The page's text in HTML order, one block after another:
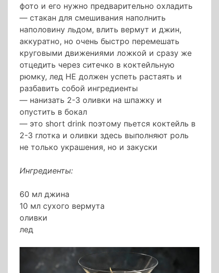
фото и его нужно предварительно охладить
— стакан для смешивания наполнить
наполовину льдом, влить вермут и джин,
аккуратно, но очень быстро перемешать
круговыми движениями ложкой и сразу же
отцедить через ситечко в коктейльную
рюмку, лед НЕ должен успеть растаять и
разбавить собой ингредиенты
— нанизать 2-3 оливки на шпажку и
опустить в бокал
— это short drink поэтому пьется коктейль в
2-3 глотка и оливки здесь выполняют роль
не только украшения, но и закуски
Ингредиенты:
60 мл джина
10 мл сухого вермута
оливки
лед